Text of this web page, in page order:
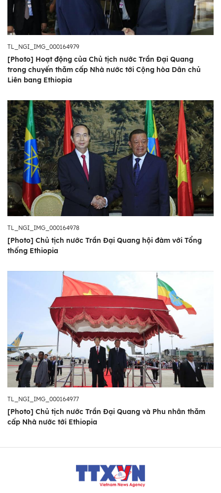
TL_NGI_IMG_000164979
[Photo] Hoạt động của Chủ tịch nước Trần Đại Quang
trong chuyến thăm cấp Nhà nước tới Cộng hòa Dân chủ
Liên bang Ethiopia
TL_NGI_IMG_000164978
[Photo] Chủ tịch nước Trần Đại Quang hội đàm với Tổng
thống Ethiopia
TL_NGI_IMG_000164977
[Photo] Chủ tịch nước Trần Đại Quang và Phu nhân thăm
cấp Nhà nước tới Ethiopia